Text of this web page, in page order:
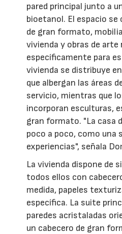
pared principal junto a
bioetanol. El espacio
de gran formato,
vivienda y obras de arte
específicamente para
vivienda se distribuye
que albergan las áreas
servicio, mientras que
incorporan esculturas,
gran formato. "La casa
poco a poco, como una
experiencias", señala
La vivienda dispone de
todos ellos con
medida, papeles
específica. La suite
paredes acristaladas
un cabecero de gran